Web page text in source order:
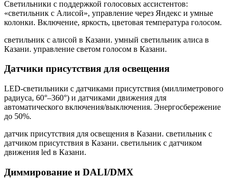
Светильники с поддержкой голосовых ассистентов:
«светильник с Алисой», управление через Яндекс и умные
колонки. Включение, яркость, цветовая температура голосом.
светильник с алисой в Казани. умный светильник алиса в
Казани. управление светом голосом в Казани.
Датчики присутствия для освещения
LED-светильники с датчиками присутствия (миллиметрового
радиуса, 60°–360°) и датчиками движения для
автоматического включения/выключения. Энергосбережение
до 50%.
датчик присутствия для освещения в Казани. светильник с
датчиком присутствия в Казани. светильник с датчиком
движения led в Казани.
Диммирование и DALI/DMX